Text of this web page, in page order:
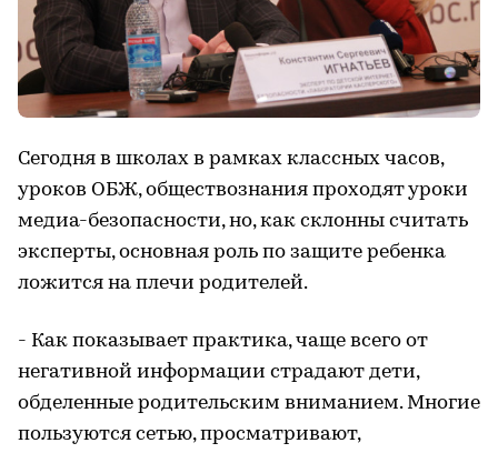
Сегодня в школах в рамках классных часов,
уроков ОБЖ, обществознания проходят уроки
медиа-безопасности, но, как склонны считать
эксперты, основная роль по защите ребенка
ложится на плечи родителей.
- Как показывает практика, чаще всего от
негативной информации страдают дети,
обделенные родительским вниманием. Многие
пользуются сетью, просматривают,